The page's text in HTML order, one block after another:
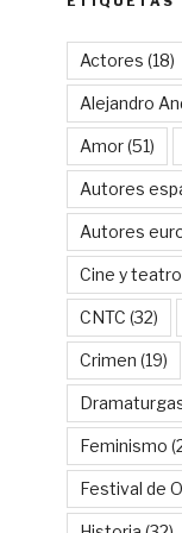
Actores (18)
Alejandro
Amor(51)
Autores
Autores
Cine y teatro
CNTC (32)
Crimen (19)
Feminismo
Festival de